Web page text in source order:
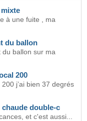
à une fuite , ma
du ballon
ballon sur ma
200
j’ai bien 37 degrés
double-c
et c'est aussi...